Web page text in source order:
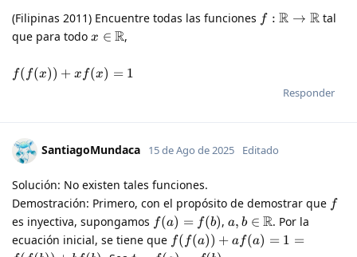
(Filipinas 2011) Encuentre todas las funciones f : R → R tal
que para todo x ∈ R,
f( f(x)) + x f(x) = 1
Responder
SantiagoMundaca 15 de Ago de 2025 Editado
Solución: No existen tales funciones.
Demostración: Primero, con el propósito de demostrar que f
es inyectiva, supongamos f(a) = f(b),a, b ∈ R. Por la
ecuación inicial, se tiene que f( f(a)) + af(a) = 1 =